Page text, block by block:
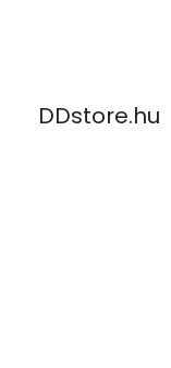
DDstore.hu